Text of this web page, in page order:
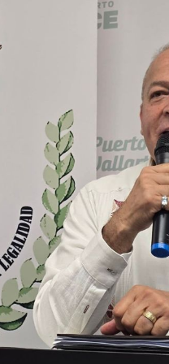
Caída En Ocupación
Tras Viajar A Puerto
Para Puerto Vallarta
Nacional Para
Virtual De Un Menor
Encabezan Las Principales
De La Cultura En Mascota
De Los Archivos
Su Combate Al CJNG
Colmenares Márquez,
Aclarar Sustento Legal De Las
Una Emergencia Ambiental Por
Estadio De Tritones
De Taxis En Puerto Vallarta,
Tras Explosión De Una
El Mensaje De La Cuarta